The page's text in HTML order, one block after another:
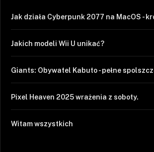
Jak działa Cyberpunk 2077 na MacOS -
Jakich modeli Wii U unikać?
Giants: Obywatel Kabuto - pełne
Pixel Heaven 2025 wrażenia z soboty.
Witam wszystkich